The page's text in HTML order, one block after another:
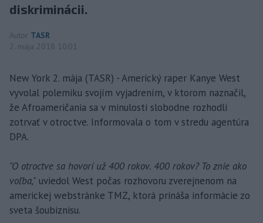
diskriminácii.
Autor TASR
2. mája 2018 10:01
New York 2. mája (TASR) - Americký raper Kanye West
vyvolal polemiku svojím vyjadrením, v ktorom naznačil,
že Afroameričania sa v minulosti slobodne rozhodli
zotrvať v otroctve. Informovala o tom v stredu agentúra
DPA.
"O otroctve sa hovorí už 400 rokov. 400 rokov? To znie ako
voľba," uviedol West počas rozhovoru zverejnenom na
americkej webstránke TMZ, ktorá prináša informácie zo
sveta šoubiznisu.